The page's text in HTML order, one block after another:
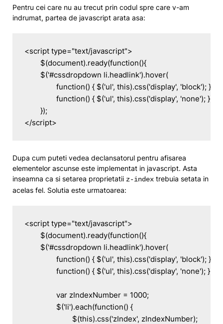
Pentru cei care nu au trecut prin codul spre care v-am
indrumat, partea de javascript arata asa:
<script type="text/javascript">
Dupa cum puteti vedea declansatorul pentru afisarea
elementelor ascunse este implementat in javascript. Asta
inseamna ca si setarea proprietatii z-index trebuia setata in
acelas fel. Solutia este urmatoarea:
<script type="text/javascript">
                var zIndexNumber = 1000;
                $('li').each(function() {
                        $(this).css('zIndex', zIndexNumber);